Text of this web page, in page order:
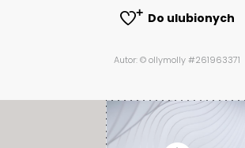
Do ulubionych
Autor: © ollymolly #261963371